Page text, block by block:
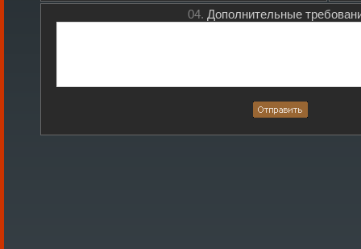
04. Дополнительные